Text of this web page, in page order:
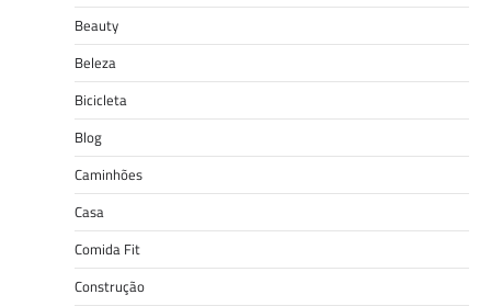
Beauty
Beleza
Bicicleta
Blog
Caminhões
Casa
Comida Fit
Construção